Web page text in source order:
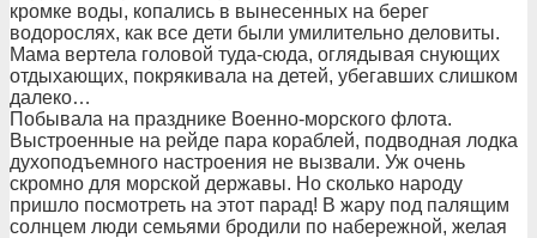
кромке воды, копались в вынесенных на берег
водорослях, как все дети были умилительно деловиты.
Мама вертела головой туда-сюда, оглядывая снующих
отдыхающих, покрякивала на детей, убегавших слишком
далеко…
Побывала на празднике Военно-морского флота.
Выстроенные на рейде пара кораблей, подводная лодка
духоподъемного настроения не вызвали. Уж очень
скромно для морской державы. Но сколько народу
пришло посмотреть на этот парад! В жару под палящим
солнцем люди семьями бродили по набережной, желая